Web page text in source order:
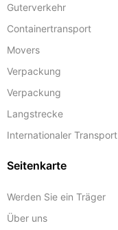
Guterverkehr
Containertransport
Movers
Verpackung
Verpackung
Langstrecke
Internationaler Transport
Seitenkarte
Werden Sie ein Träger
Über uns